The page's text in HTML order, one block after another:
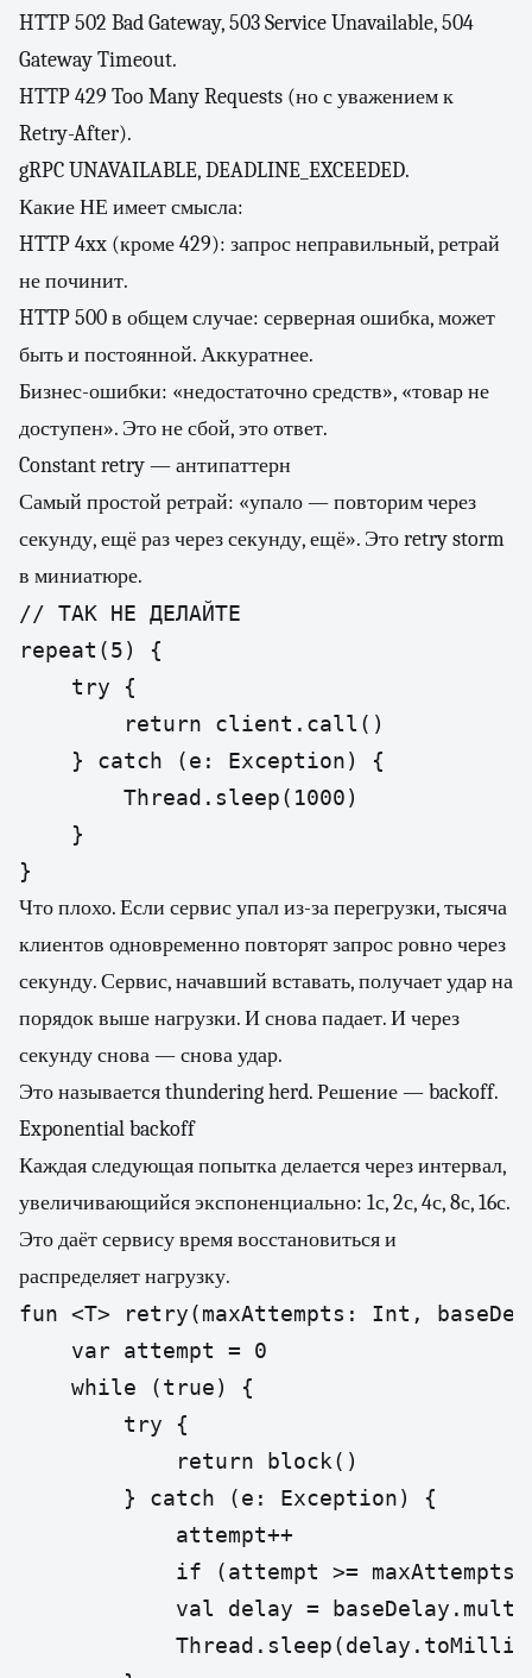
HTTP 502 Bad Gateway, 503 Service Unavailable, 504
Gateway Timeout.
HTTP 429 Too Many Requests (но с уважением к
Retry-After).
gRPC UNAVAILABLE, DEADLINE_EXCEEDED.
Какие НЕ имеет смысла:
HTTP 4xx (кроме 429): запрос неправильный, ретрай
не починит.
HTTP 500 в общем случае: серверная ошибка, может
быть и постоянной. Аккуратнее.
Бизнес-ошибки: «недостаточно средств», «товар не
доступен». Это не сбой, это ответ.
Constant retry — антипаттерн
Самый простой ретрай: «упало — повторим через
секунду, ещё раз через секунду, ещё». Это retry storm
в миниатюре.
// ТАК НЕ ДЕЛАЙТЕ
repeat(5) {
    try {
        return client.call()
    } catch (e: Exception) {
        Thread.sleep(1000)
    }
}
Что плохо. Если сервис упал из-за перегрузки, тысяча
клиентов одновременно повторят запрос ровно через
секунду. Сервис, начавший вставать, получает удар на
порядок выше нагрузки. И снова падает. И через
секунду снова — снова удар.
Это называется thundering herd. Решение — backoff.
Exponential backoff
Каждая следующая попытка делается через интервал,
увеличивающийся экспоненциально: 1с, 2с, 4с, 8с, 16с.
Это даёт сервису время восстановиться и
распределяет нагрузку.
fun <T> retry(maxAttempts: Int,
    var attempt = 0
    while (true) {
        try {
            return block()
        } catch (e: Exception) {
            attempt++
if (attempt >= maxAttempts
val delay =